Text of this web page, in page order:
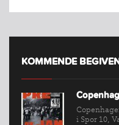
KOMMENDE
i Spor 10,